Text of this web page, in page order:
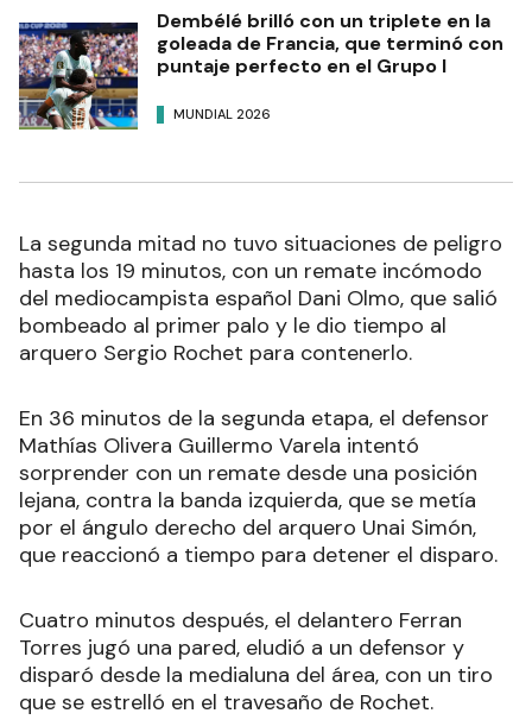
Dembélé brilló con un triplete en la
goleada de Francia, que terminó con
puntaje perfecto en el Grupo I
MUNDIAL 2026
La segunda mitad no tuvo situaciones de peligro
hasta los 19 minutos, con un remate incómodo
del mediocampista español Dani Olmo, que salió
bombeado al primer palo y le dio tiempo al
arquero Sergio Rochet para contenerlo.
En 36 minutos de la segunda etapa, el defensor
Mathías Olivera Guillermo Varela intentó
sorprender con un remate desde una posición
lejana, contra la banda izquierda, que se metía
por el ángulo derecho del arquero Unai Simón,
que reaccionó a tiempo para detener el disparo.
Cuatro minutos después, el delantero Ferran
Torres jugó una pared, eludió a un defensor y
disparó desde la medialuna del área, con un tiro
que se estrelló en el travesaño de Rochet.